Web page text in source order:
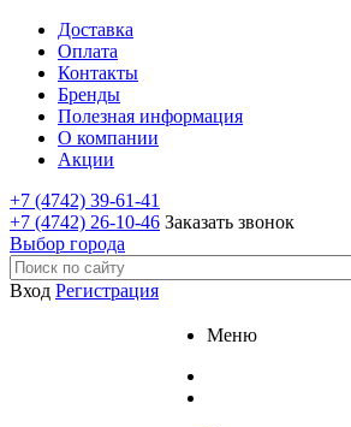
Доставка
Оплата
Контакты
Бренды
Полезная информация
О компании
Акции
+7 (4742) 39-61-41
+7 (4742) 26-10-46 Заказать звонок
Выбор города
Вход Регистрация
Меню